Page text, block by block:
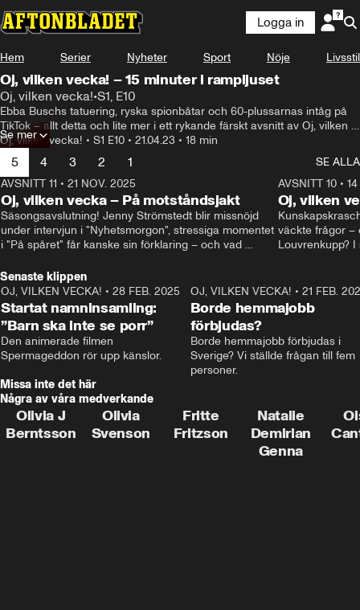
Logga in
Hem Serier Nyheter Sport Nöje Livsstil
Oj, vilken vecka! – 15 minuter i rampljuset
Oj, vilken vecka!•S1, E10
Ebba Buschs tatuering, ryska spionbåtar och 60-plussarnas intåg på
TikTok – allt detta och lite mer i ett rykande färskt avsnitt av Oj, vilken
vecka! – 15 minuter i rampljuset.
Denna vecka får Olivia J Berntsson sällskap av Natalie Demirian och
Oisín Cantwell.
Oj, vilken vecka! Kommer till dig varje fredag och du hittar alla avsnitt
på aftonbladets sajt.
Oj, vilken vecka! • S1 E10 • 21.04.23 • 18 min
Se mer
5 4 3 2 1
SE ALLA
AVSNITT 11 • 21 NOV. 2025
Oj, vilken vecka – På motståndsjakt
Säsongsavslutning! Jenny Strömstedt blir missnöjd
under intervjun i "Nyhetsmorgon", stressiga momentet
i "På spåret" får kanske sin förklaring – och vad
Cantwell och Karin Pettersson.
AVSNITT 10•
Oj, vilken
väckte frågor –
Louvrenkupp?
Senaste klippen
2:40
OJ, VILKEN VECKA! • 28 FEB. 2025
Startat namninsamling:
”Barn ska inte se porr”
Den animerade filmen
Spermageddon rör upp känslor.
OJ, VILKEN VECKA! • 21 FEB.
Borde hemmajobb
förbjudas?
Borde hemmajobb förbjudas i
Sverige? Vi ställde frågan till fem
personer.
Missa inte det här
Några av våra medverkande
Olivia J
Berntsson
Olivia
Svenson
Fritte
Fritzson
Natalie
Demirian
Genna